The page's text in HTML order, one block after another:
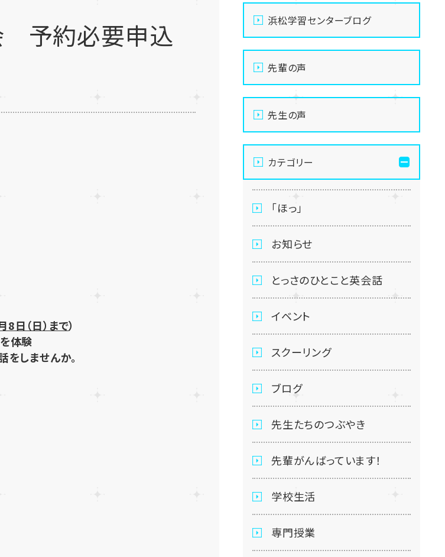
予約必要申込
8日（日）まで）
体験
しませんか。
浜松学習センターブログ
先輩の声
先生の声
カテゴリー
「ほっ」
お知らせ
とっさのひとこと英会話
イベント
スクーリング
ブログ
先生たちのつぶやき
先輩がんばっています！
学校生活
専門授業